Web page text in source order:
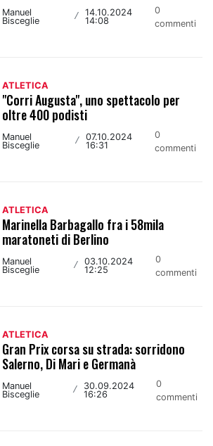
Manuel
Bisceglie
/
14.10.2024
14:08
0
commenti
ATLETICA
"Corri Augusta", uno spettacolo per
oltre 400 podisti
Manuel
Bisceglie
/
07.10.2024
16:31
0
commenti
ATLETICA
Marinella Barbagallo fra i 58mila
maratoneti di Berlino
Manuel
Bisceglie
/
03.10.2024
12:25
0
commenti
ATLETICA
Gran Prix corsa su strada: sorridono
Salerno, Di Mari e Germanà
Manuel
Bisceglie
/
30.09.2024
16:26
0
commenti